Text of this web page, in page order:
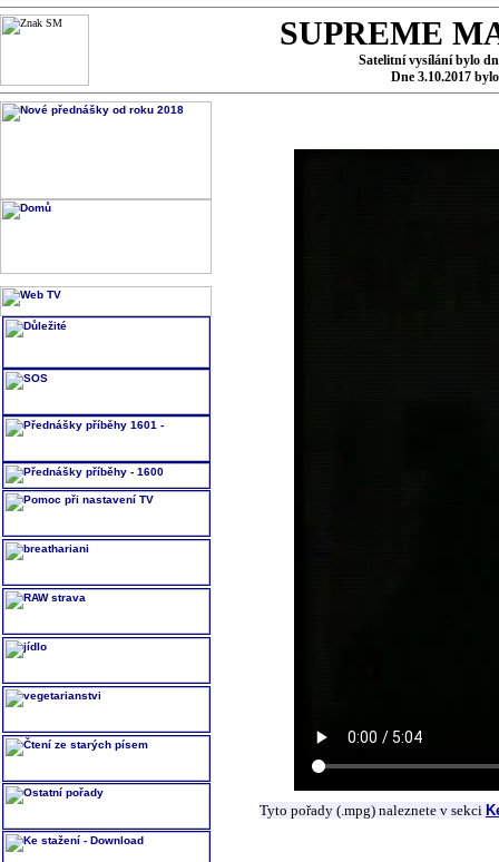
SUPREME
Satelitní vysílání bylo
Dne 3.10.2017
Tyto pořady (.mpg) naleznete v sekci